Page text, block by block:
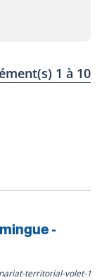
1 à 10
-
territorial-volet-1